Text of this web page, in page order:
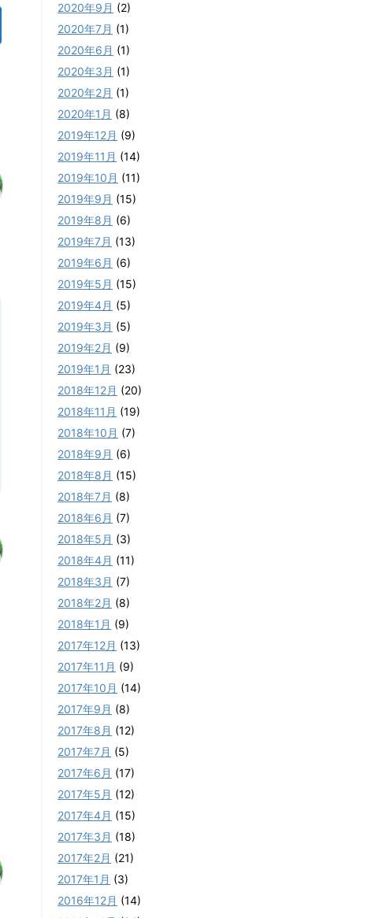
2020年9月 (2)
2020年7月 (1)
2020年6月 (1)
2020年3月 (1)
2020年2月 (1)
2020年1月 (8)
2019年12月 (9)
2019年11月 (14)
2019年10月 (11)
2019年9月 (15)
2019年8月 (6)
2019年7月 (13)
2019年6月 (6)
2019年5月 (15)
2019年4月 (5)
2019年3月 (5)
2019年2月 (9)
2019年1月 (23)
2018年12月 (20)
2018年11月 (19)
2018年10月 (7)
2018年9月 (6)
2018年8月 (15)
2018年7月 (8)
2018年6月 (7)
2018年5月 (3)
2018年4月 (11)
2018年3月 (7)
2018年2月 (8)
2018年1月 (9)
2017年12月 (13)
2017年11月 (9)
2017年10月 (14)
2017年9月 (8)
2017年8月 (12)
2017年7月 (5)
2017年6月 (17)
2017年5月 (12)
2017年4月 (15)
2017年3月 (18)
2017年2月 (21)
2017年1月 (3)
2016年12月 (14)